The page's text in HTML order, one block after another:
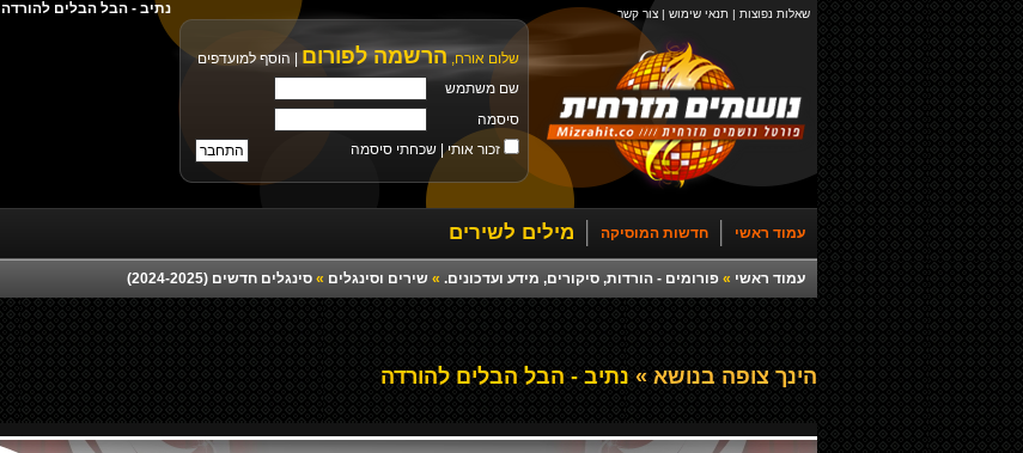
שאלות נפוצות | תנאי שימוש | צור קשר
שלום אורח, הרשמה לפורום
הוסף למועדפים
שם משתמש
סיסמה
זכור אותי |שכחתי סיסמה
נתיב - הבל הבלים להורדה F2H הורדה ישירה מילים צלצול פלייבק רמיקס יוטיוב
עמוד ראשי חדשות המוסיקה מילים לשירים
עמוד ראשי » פורומים - הורדות, סיקורים, מידע ועדכונים. » שירים וסינגלים » סינגלים חדשים (2024-2025)
הינך צופה בנושא » נתיב - הבל הבלים להורדה